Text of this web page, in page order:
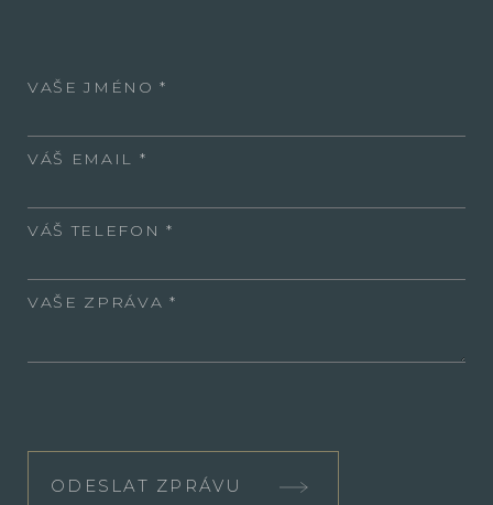
VAŠE JMÉNO
VÁŠ EMAIL
VÁŠ TELEFON
VAŠE ZPRÁVA
ODESLAT ZPRÁVU